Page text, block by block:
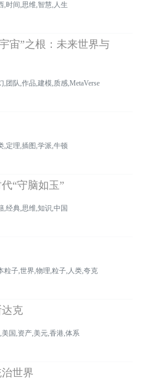
,时间,思维,智慧,人生
宙”之根：未来世界与
团队,作品,建模,质感,MetaVerse
,定理,插图,学派,牛顿
“守脑如玉”
,经典,思维,知识,中国
粒子,世界,物理,粒子,人类,夸克
克
美国,资产,美元,香港,体系
世界